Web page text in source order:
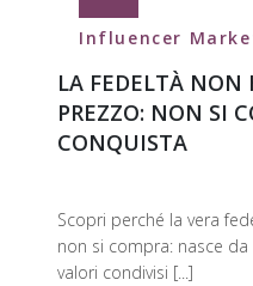
Influencer
LA FEDELTÀ NON
PREZZO: NON SI
CONQUISTA
Scopri perché la vera
non si compra: nasce
valori condivisi [...]